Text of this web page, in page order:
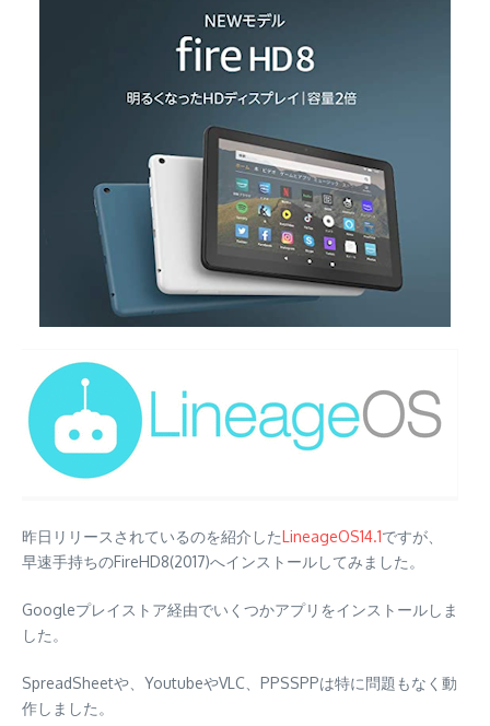
昨日リリースされているのを紹介したLineageOS14.1ですが、
早速手持ちのFireHD8(2017)へインストールしてみました。
Googleプレイストア経由でいくつかアプリをインストールしま
した。
SpreadSheetや、YoutubeやVLC、PPSSPPは特に問題もなく動
作しました。